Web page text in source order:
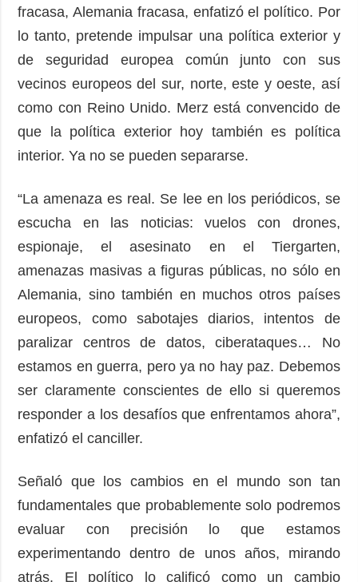
fracasa, Alemania fracasa, enfatizó el político. Por
lo tanto, pretende impulsar una política exterior y
de seguridad europea común junto con sus
vecinos europeos del sur, norte, este y oeste, así
como con Reino Unido. Merz está convencido de
que la política exterior hoy también es política
interior. Ya no se pueden separarse.
“La amenaza es real. Se lee en los periódicos, se
escucha en las noticias: vuelos con drones,
espionaje, el asesinato en el Tiergarten,
amenazas masivas a figuras públicas, no sólo en
Alemania, sino también en muchos otros países
europeos, como sabotajes diarios, intentos de
paralizar centros de datos, ciberataques… No
estamos en guerra, pero ya no hay paz. Debemos
ser claramente conscientes de ello si queremos
responder a los desafíos que enfrentamos ahora”,
enfatizó el canciller.
Señaló que los cambios en el mundo son tan
fundamentales que probablemente solo podremos
evaluar con precisión lo que estamos
experimentando dentro de unos años, mirando
atrás. El político lo calificó como un cambio